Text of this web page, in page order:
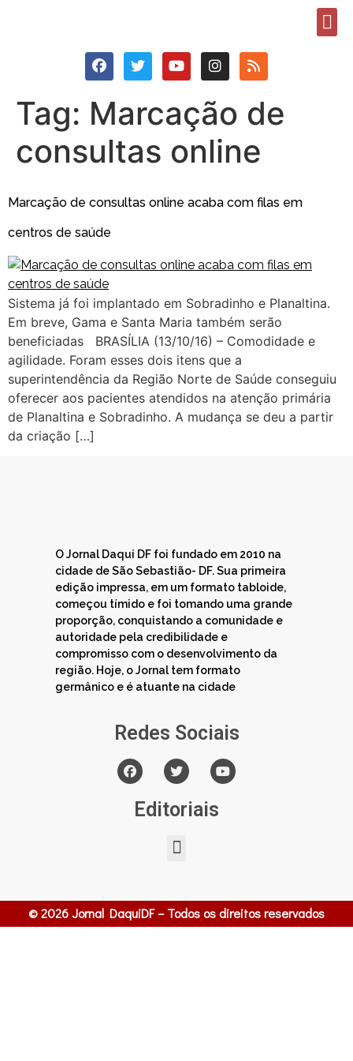
Tag: Marcação de
consultas online
Marcação de consultas online acaba com filas em
centros de saúde
Sistema já foi implantado em Sobradinho e Planaltina.
Em breve, Gama e Santa Maria também serão
beneficiadas BRASÍLIA (13/10/16) – Comodidade e
agilidade. Foram esses dois itens que a
superintendência da Região Norte de Saúde conseguiu
oferecer aos pacientes atendidos na atenção primária
de Planaltina e Sobradinho. A mudança se deu a partir
da criação […]
O Jornal Daqui DF foi fundado em 2010 na
cidade de São Sebastião- DF. Sua primeira
edição impressa, em um formato tabloide,
começou tímido e foi tomando uma grande
proporção, conquistando a comunidade e
autoridade pela credibilidade e
compromisso com o desenvolvimento da
região. Hoje, o Jornal tem formato
germânico e é atuante na cidade
Redes Sociais
Editoriais
© 2026 Jornal DaquiDF – Todos os direitos reservados